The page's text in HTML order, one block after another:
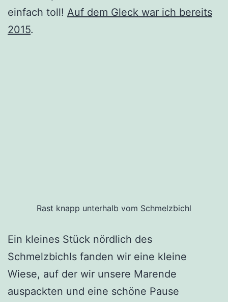
einfach toll! Auf dem Gleck war ich bereits
2015.
Rast knapp unterhalb vom Schmelzbichl
Ein kleines Stück nördlich des
Schmelzbichls fanden wir eine kleine
Wiese, auf der wir unsere Marende
auspackten und eine schöne Pause